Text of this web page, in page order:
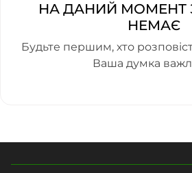
НА ДАНИЙ МОМЕНТ
НЕМАЄ
Будьте першим, хто
Ваша думка